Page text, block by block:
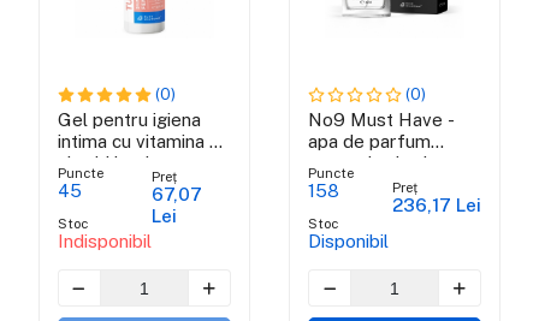
(0)
Gel pentru igiena
intima cu vitamina E
si acid lactic -
Tuscany Shine
Puncte
45
Stoc
Indisponibil
Preț
67,07
Lei
(0)
No9 Must Have -
apa de parfum
pentru barbati
Puncte
158
Stoc
Disponibil
Preț
236,17 Lei